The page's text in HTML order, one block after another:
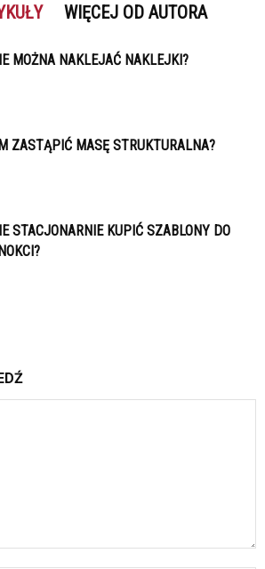
WIĘCEJ OD AUTORA
MOŻNA NAKLEJAĆ NAKLEJKI?
ZASTĄPIĆ MASĘ STRUKTURALNA?
STACJONARNIE KUPIĆ SZABLONY DO